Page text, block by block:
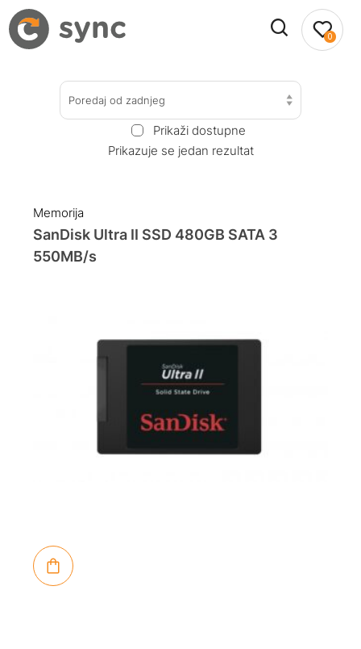
0
Poredaj od zadnjeg
Prikaži dostupne
Prikazuje se jedan rezultat
Memorija
SanDisk Ultra II SSD 480GB SATA 3
550MB/s